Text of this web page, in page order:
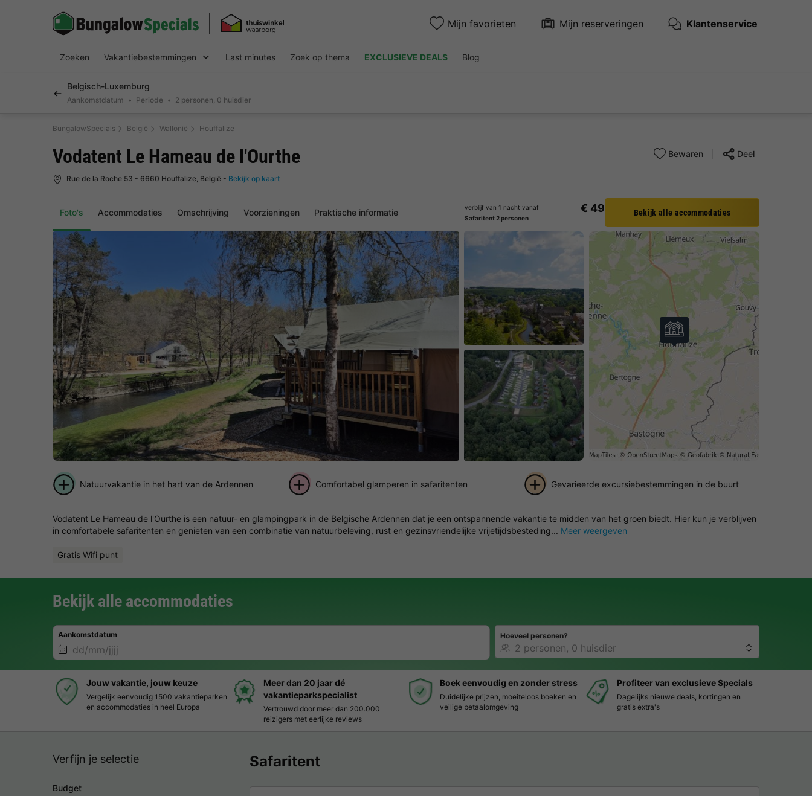
Mijn favorieten Mijn reserveringen Klantenservice
Zoeken Vakantiebestemmingen Last minutes Zoek op thema EXCLUSIEVE DEALS Blog
Belgisch-Luxemburg
Aankomstdatum Periode 2 personen, 0 huisdier
BungalowSpecials België Wallonië Houffalize
Foto's Accommodaties Omschrijving Voorzieningen Praktische informatie
verblijf van 1 nacht vanaf
Safaritent 2 personen
€ 49 Bekijk alle accommodaties
Vodatent Le Hameau de l'Ourthe Bewaren Deel
Rue de la Roche 53 - 6660 Houffalize, België - Bekijk op kaart
foto's
Natuurvakantie in het hart van de Ardennen Comfortabel glamperen in safaritenten Gevarieerde excursiebestemmingen in de buurt
Vodatent Le Hameau de l'Ourthe is een natuur- en glampingpark in de Belgische Ardennen dat je een ontspannende vakantie te midden van het groen biedt. Hier kun je verblijven
in comfortabele safaritenten en genieten van een combinatie van natuurbeleving, rust en gezinsvriendelijke vrijetijdsbesteding... Meer weergeven
Gratis Wifi punt
Bekijk alle accommodaties
Aankomstdatum Hoeveel personen?
Jouw vakantie, jouw keuze
Vergelijk eenvoudig 1500 vakantieparken
en accommodaties in heel Europa
Meer dan 20 jaar dé
vakantieparkspecialist
Vertrouwd door meer dan 200.000
reizigers met eerlijke reviews
Boek eenvoudig en zonder stress
Duidelijke prijzen, moeiteloos boeken en
veilige betaalomgeving
Profiteer van exclusieve Specials
Dagelijks nieuwe deals, kortingen en
gratis extra's
Verfijn je selectie
Budget
Safaritent